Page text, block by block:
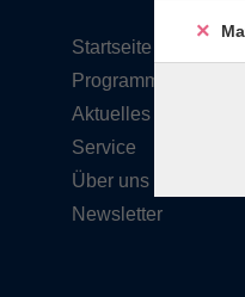
Startseite
Programm
Aktuelles
Service
Über uns
Newsletter